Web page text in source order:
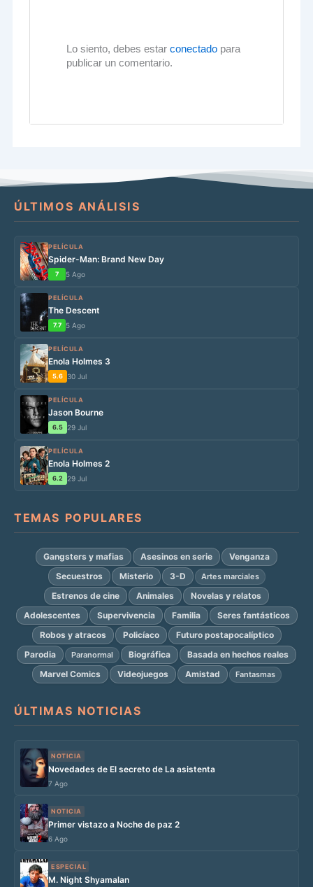
Lo siento, debes estar conectadopara
publicar un comentario.
ÚLTIMOS ANÁLISIS
PELÍCULA
Spider-Man: Brand New Day
7 5 Ago
PELÍCULA
The Descent
7.7 5 Ago
PELÍCULA
Enola Holmes 3
5.6 30 Jul
PELÍCULA
Jason Bourne
6.5 29 Jul
PELÍCULA
Enola Holmes 2
6.2 29 Jul
TEMAS POPULARES
Gangsters y mafias Asesinos en serie
Venganza
Secuestros
Misterio 3-D Artes marciales
Estrenos de cine Animales
Novelas y relatos
Adolescentes
Supervivencia Familia
Seres fantásticos
Robos y atracos
Policíaco
Futuro postapocalíptico
Parodia
Paranormal Biográfica
Basada en hechos reales
Marvel Comics
Videojuegos Amistad Fantasmas
ÚLTIMAS NOTICIAS
NOTICIA
Novedades de El secreto de La asistenta
7 Ago
NOTICIA
Primer vistazo a Noche de paz 2
6 Ago
ESPECIAL
M. Night Shyamalan